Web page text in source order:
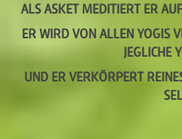
ALS ASKET MEDITIERT ER
ER WIRD VON ALLEN YOGIS
JEGLICHE
UND ER VERKÖRPERT